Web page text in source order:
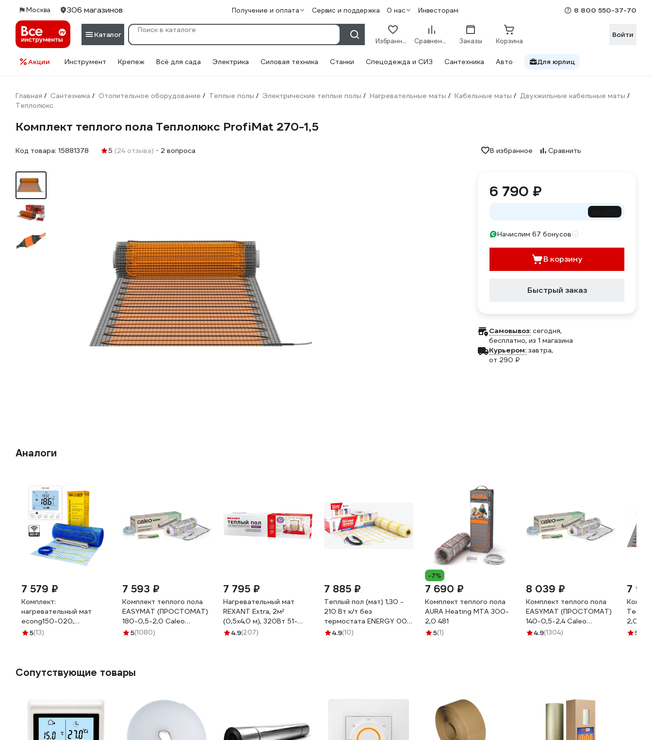
Москва 306 магазинов Получение и оплата Сервис и поддержка О нас Инвесторам 8 800 550-37-70
Каталог
Избранное Сравнение Заказы Корзина
Войти
Акции Инструмент Крепеж Всё для сада Электрика Силовая техника Станки Спецодежда и СИЗ Сантехника Авто Для юрлиц
Главная / Сантехника / Отопительное оборудование / Теплые полы / Электрические теплые полы / Нагревательные маты / Кабельные маты / Двухжильные кабельные маты /
Теплолюкс
Комплект теплого пола Теплолюкс ProfiMat 270-1,5
Код товара: 15881378 5 (24 отзыва) 2 вопроса В избранное Сравнить
6 790 ₽
Начислим 67 бонусов
В корзину
Быстрый заказ
Самовывоз: сегодня,
бесплатно, из 1 магазина
Курьером: завтра,
от 290 ₽
Аналоги
7 579 ₽
Комплект:
нагревательный мат
econg150-020,
терморегулятор wifi
5(13)
7 593 ₽
Комплект теплого пола
EASYMAT (ПРОСТОМАТ)
180-0,5-2,0 Caleo
УП-00000367
5(1080)
7 795 ₽
Нагревательный мат
REXANT Extra, 2м²
(0,5x4,0 м), 320Вт 51-
0504
4.9(207)
7 885 ₽
Теплый пол (мат) 1,30 -
210 Вт к/т без
термостата ENERGY 00-
УТ-00627
4.9(10)
-7%
7 690 ₽
Комплект теплого пола
AURA Heating МТА 300-
2,0 481
5(1)
8 039 ₽
Комплект теплого пола
EASYMAT (ПРОСТОМАТ)
140-0,5-2,4 Caleo
КА000001741
4.9(1304)
7
2,0
5
Сопутствующие товары